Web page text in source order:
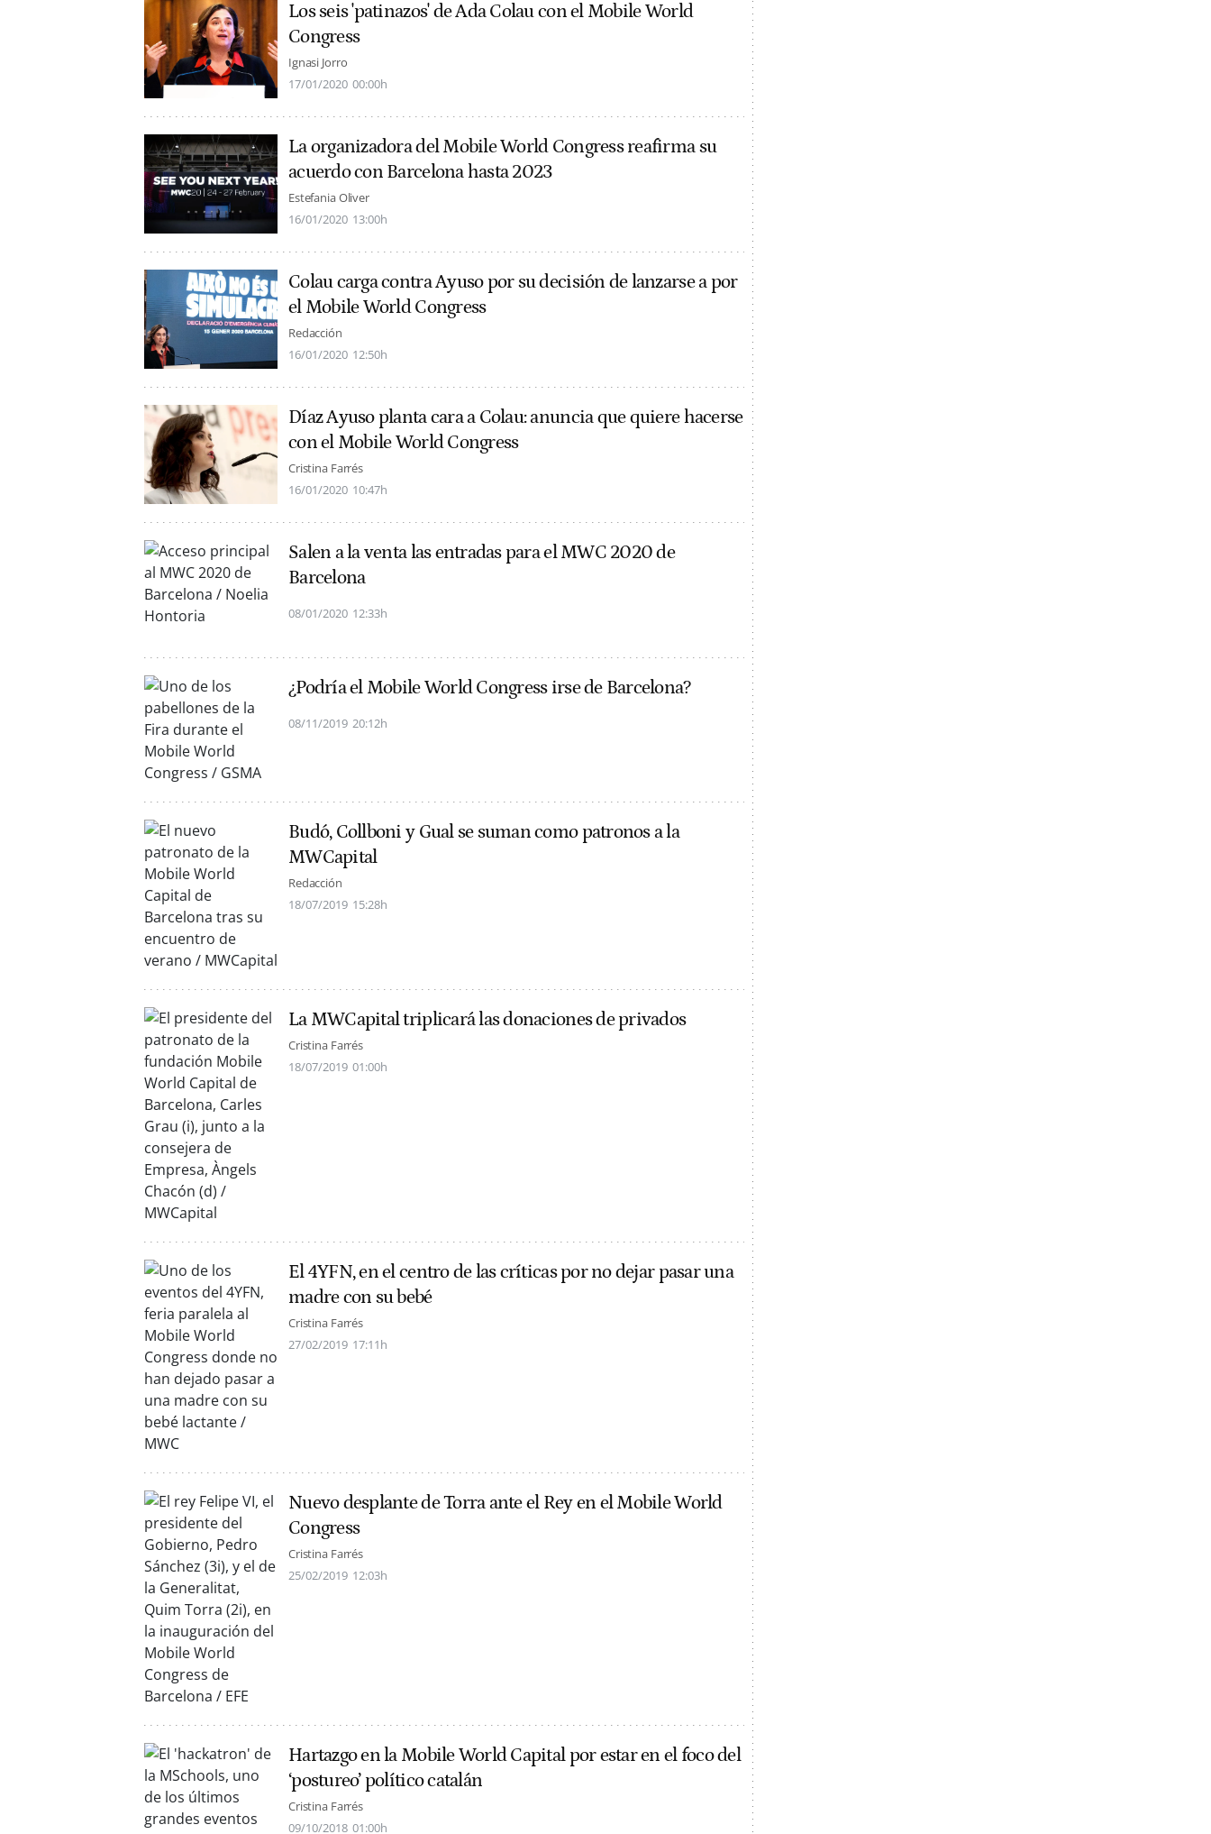
Los seis 'patinazos' de Ada Colau con el Mobile World
Congress
Ignasi Jorro
17/01/2020 00:00h
La organizadora del Mobile World Congress reafirma su
acuerdo con Barcelona hasta 2023
Estefania Oliver
16/01/2020 13:00h
Colau carga contra Ayuso por su decisión de lanzarse a por
el Mobile World Congress
Redacción
16/01/2020 12:50h
Díaz Ayuso planta cara a Colau: anuncia que quiere hacerse
con el Mobile World Congress
Cristina Farrés
16/01/2020 10:47h
Salen a la venta las entradas para el MWC 2020 de
Barcelona
08/01/2020 12:33h
¿Podría el Mobile World Congress irse de Barcelona?
08/11/2019 20:12h
Budó, Collboni y Gual se suman como patronos a la
MWCapital
Redacción
18/07/2019 15:28h
La MWCapital triplicará las donaciones de privados
Cristina Farrés
18/07/2019 01:00h
El 4YFN, en el centro de las críticas por no dejar pasar una
madre con su bebé
Cristina Farrés
27/02/2019 17:11h
Nuevo desplante de Torra ante el Rey en el Mobile World
Congress
Cristina Farrés
25/02/2019 12:03h
Hartazgo en la Mobile World Capital por estar en el foco del
‘postureo’ político catalán
Cristina Farrés
09/10/2018 01:00h